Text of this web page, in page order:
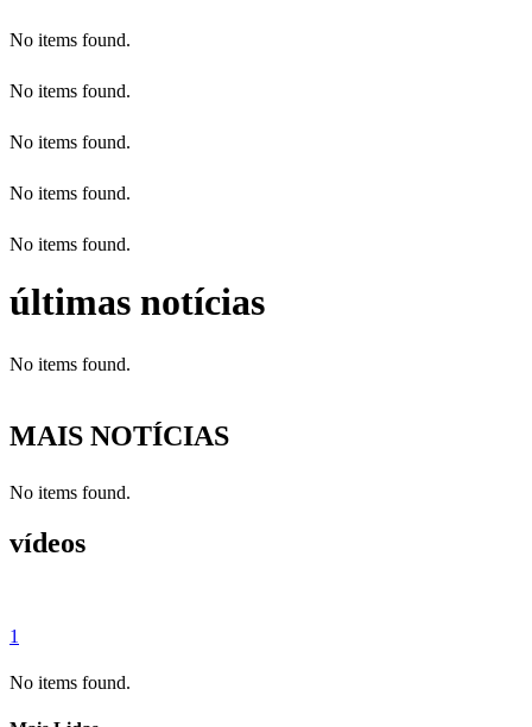
No items found.
No items found.
No items found.
No items found.
No items found.
últimas notícias
No items found.
MAIS NOTÍCIAS
No items found.
vídeos
1
No items found.